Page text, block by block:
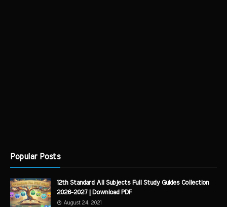
Popular Posts
12th Standard All Subjects Full Study Guides Collection
2026-2027 | Download PDF
August 24, 2021